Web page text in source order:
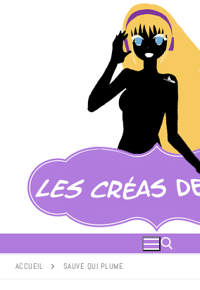
ACCUEIL SAUVE QUI PLUME